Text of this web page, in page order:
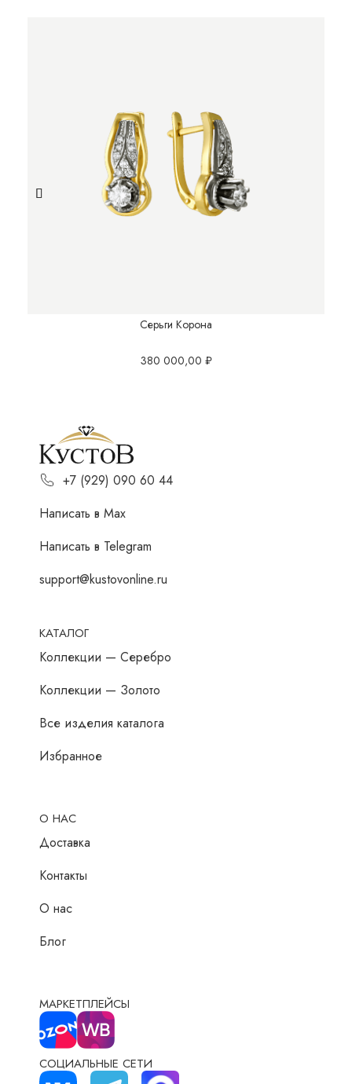
Серьги Корона
380 000,00 ₽
+7 (929) 090 60 44
Написать в Мах
Написать в Telegram
support@kustovonline.ru
КАТАЛОГ
Коллекции — Серебро
Коллекции — Золото
Все изделия каталога
Избранное
О НАС
Доставка
Контакты
О нас
Блог
МАРКЕТПЛЕЙСЫ
СОЦИАЛЬНЫЕ СЕТИ